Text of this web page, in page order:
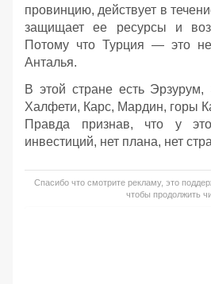
провинцию, действует в
защищает ее ресурсы и
Потому что Турция — это
Анталья.
В этой стране есть
Халфети, Карс, Мардин, горы
Правда признав, что у
инвестиций, нет плана, нет
Спасибо что смотрите рекламу, это
чтобы продолжить